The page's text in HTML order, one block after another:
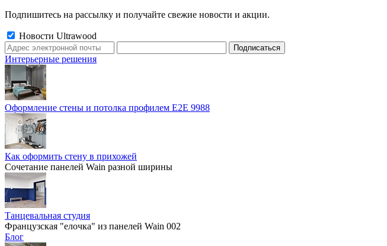
Подпишитесь на рассылку и получайте свежие новости и акции.
Новости Ultrawood
Интерьерные решения
Оформление стены и потолка профилем E2E 9988
Как оформить стену в прихожей
Сочетание панелей Wain разной ширины
Танцевальная студия
Французская "елочка" из панелей Wain 002
Блог